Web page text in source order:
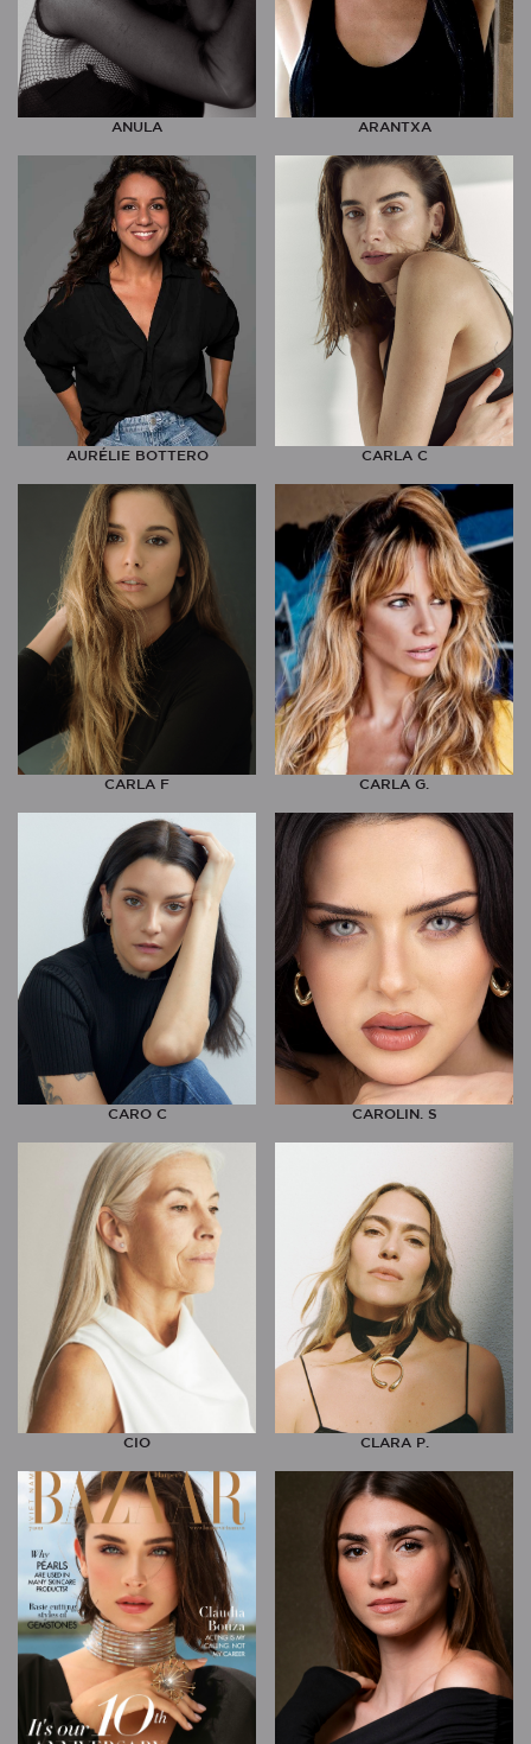
ANULA ARANTXA
AURÉLIE BOTTERO CARLA C
CARLA F CARLA G.
CARO C CAROLIN. S
CIO CLARA P.